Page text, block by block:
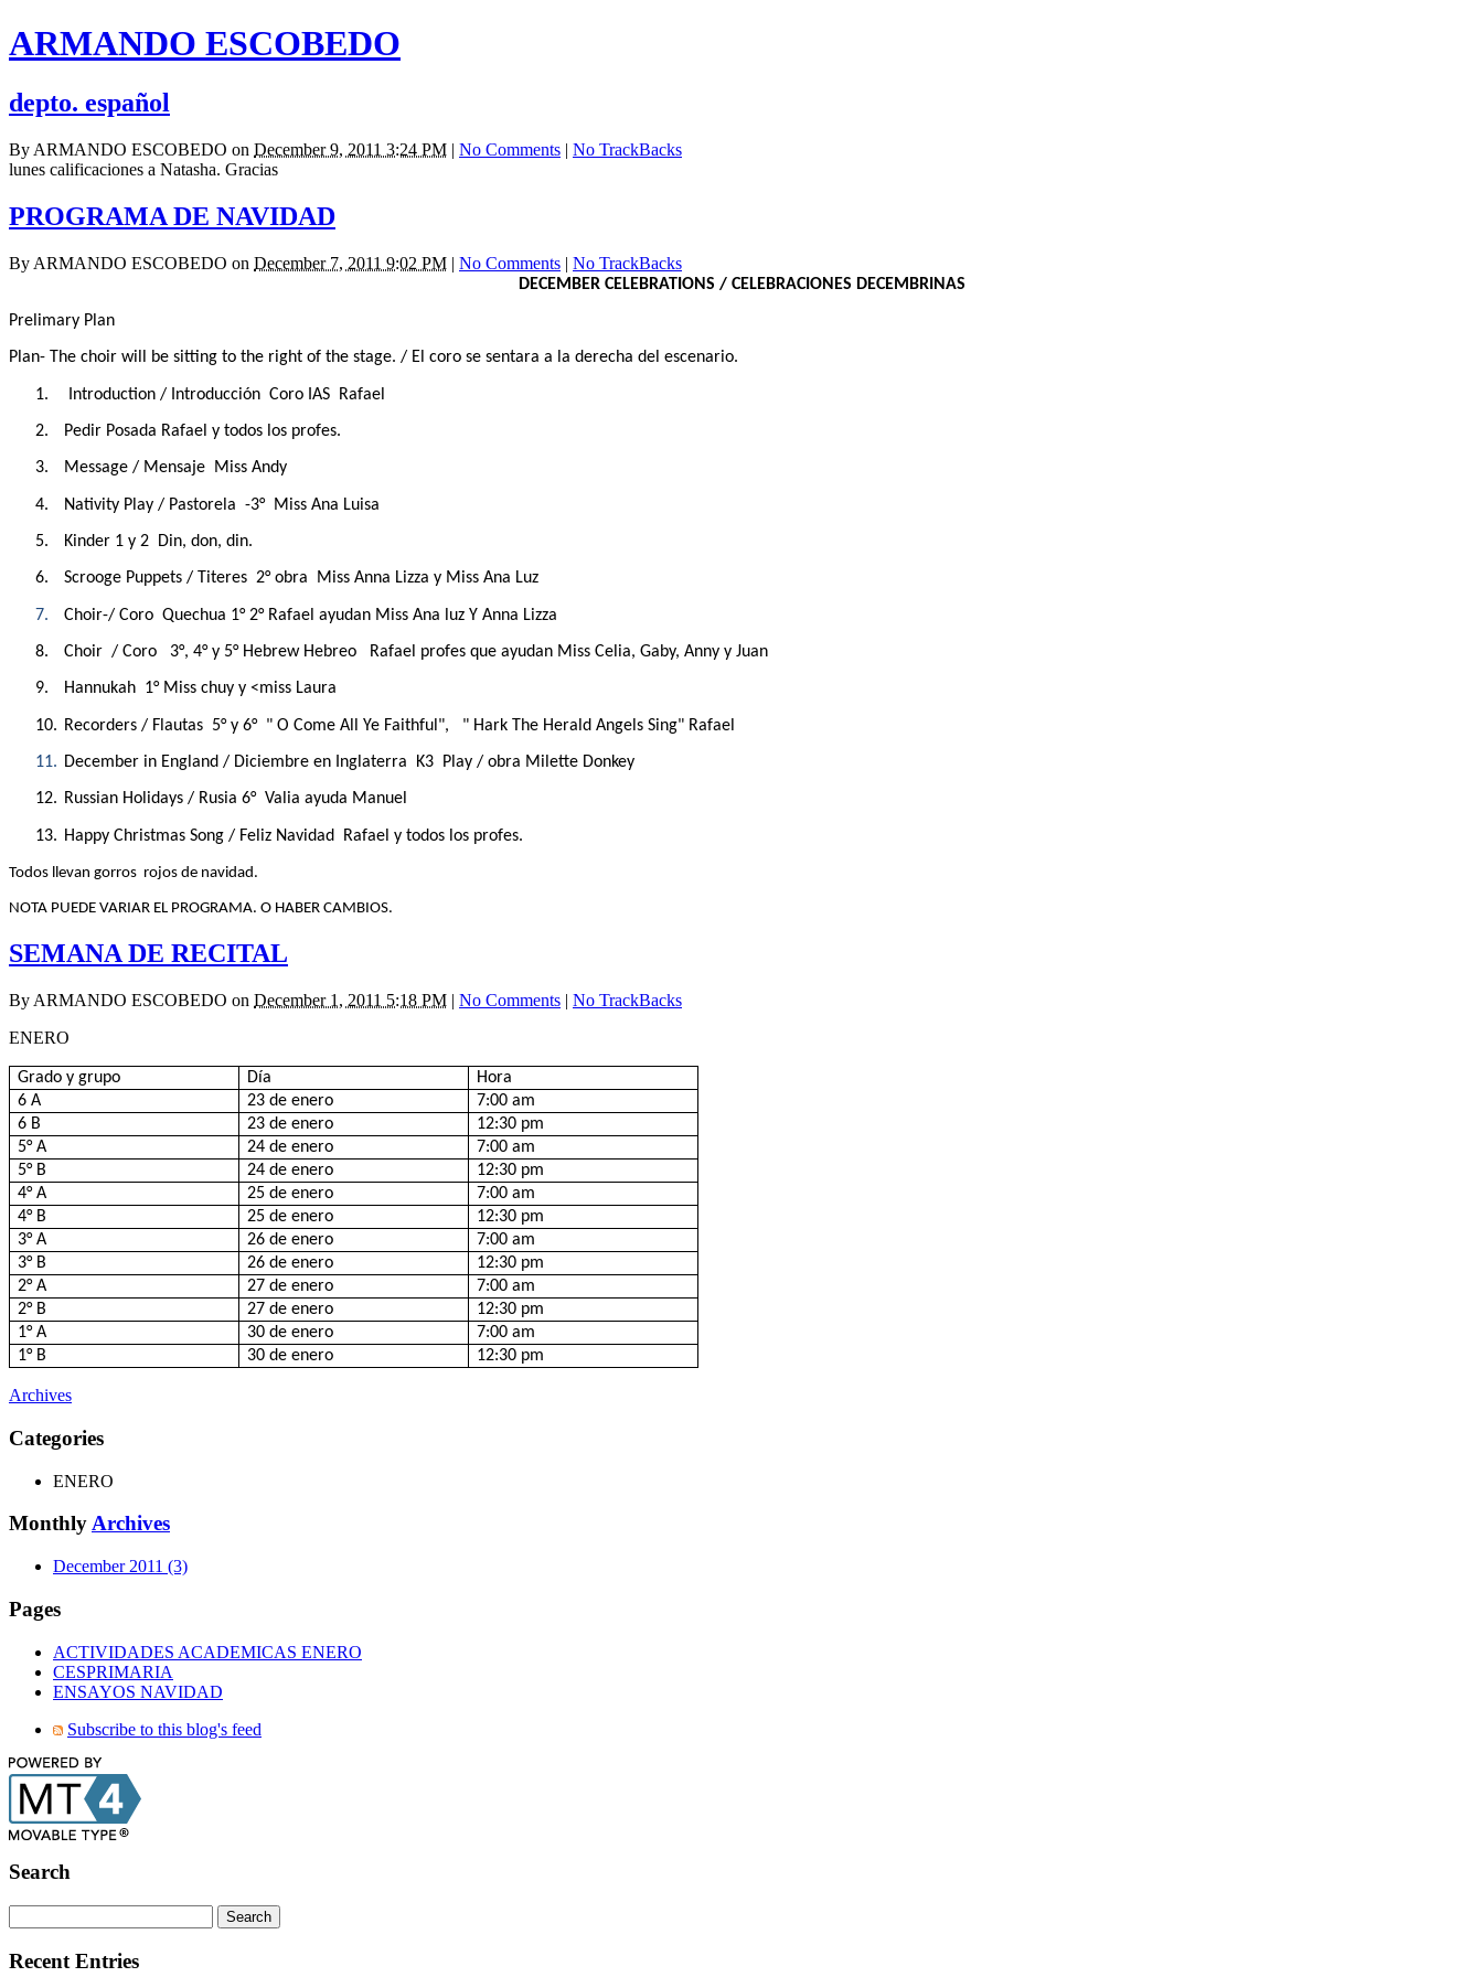
ARMANDO ESCOBEDO
depto. español
By ARMANDO ESCOBEDO on December 9, 2011 3:24 PM | No Comments | No TrackBacks
lunes calificaciones a Natasha. Gracias
PROGRAMA DE NAVIDAD
By ARMANDO ESCOBEDO on December 7, 2011 9:02 PM | No Comments | No TrackBacks
DECEMBER CELEBRATIONS / CELEBRACIONES DECEMBRINAS
Prelimary Plan
Plan- The choir will be sitting to the right of the stage. / El coro se sentara a la derecha del escenario.
1. Introduction / Introducción Coro IAS Rafael
2. Pedir Posada Rafael y todos los profes.
3. Message / Mensaje Miss Andy
4. Nativity Play / Pastorela -3° Miss Ana Luisa
5. Kinder 1 y 2 Din, don, din.
6. Scrooge Puppets / Titeres 2° obra Miss Anna Lizza y Miss Ana Luz
7. Choir-/ Coro Quechua 1° 2° Rafael ayudan Miss Ana luz Y Anna Lizza
8. Choir / Coro 3°, 4° y 5° Hebrew Hebreo Rafael profes que ayudan Miss Celia, Gaby, Anny y Juan
9. Hannukah 1° Miss chuy y <miss Laura
10. Recorders / Flautas 5° y 6° " O Come All Ye Faithful", " Hark The Herald Angels Sing" Rafael
11. December in England / Diciembre en Inglaterra K3 Play / obra Milette Donkey
12. Russian Holidays / Rusia 6° Valia ayuda Manuel
13. Happy Christmas Song / Feliz Navidad Rafael y todos los profes.
Todos llevan gorros rojos de navidad.
NOTA PUEDE VARIAR EL PROGRAMA. O HABER CAMBIOS.
SEMANA DE RECITAL
By ARMANDO ESCOBEDO on December 1, 2011 5:18 PM | No Comments | No TrackBacks
ENERO
Grado y grupo Día
Hora
6 A
23 de enero
7:00 am
6 B
23 de enero
12:30 pm
5° A
24 de enero
7:00 am
5° B
24 de enero
12:30 pm
4° A
25 de enero
7:00 am
4° B
25 de enero
12:30 pm
3° A
26 de enero
7:00 am
3° B
26 de enero
12:30 pm
2° A
27 de enero
7:00 am
2° B
27 de enero
12:30 pm
1° A
30 de enero
7:00 am
1° B
30 de enero 12:30 pm
Archives
Categories
ENERO
MonthlyArchives
December 2011 (3)
Pages
ACTIVIDADES ACADEMICAS ENERO
CESPRIMARIA
ENSAYOS NAVIDAD
Subscribe to this blog's feed
Search
Recent Entries